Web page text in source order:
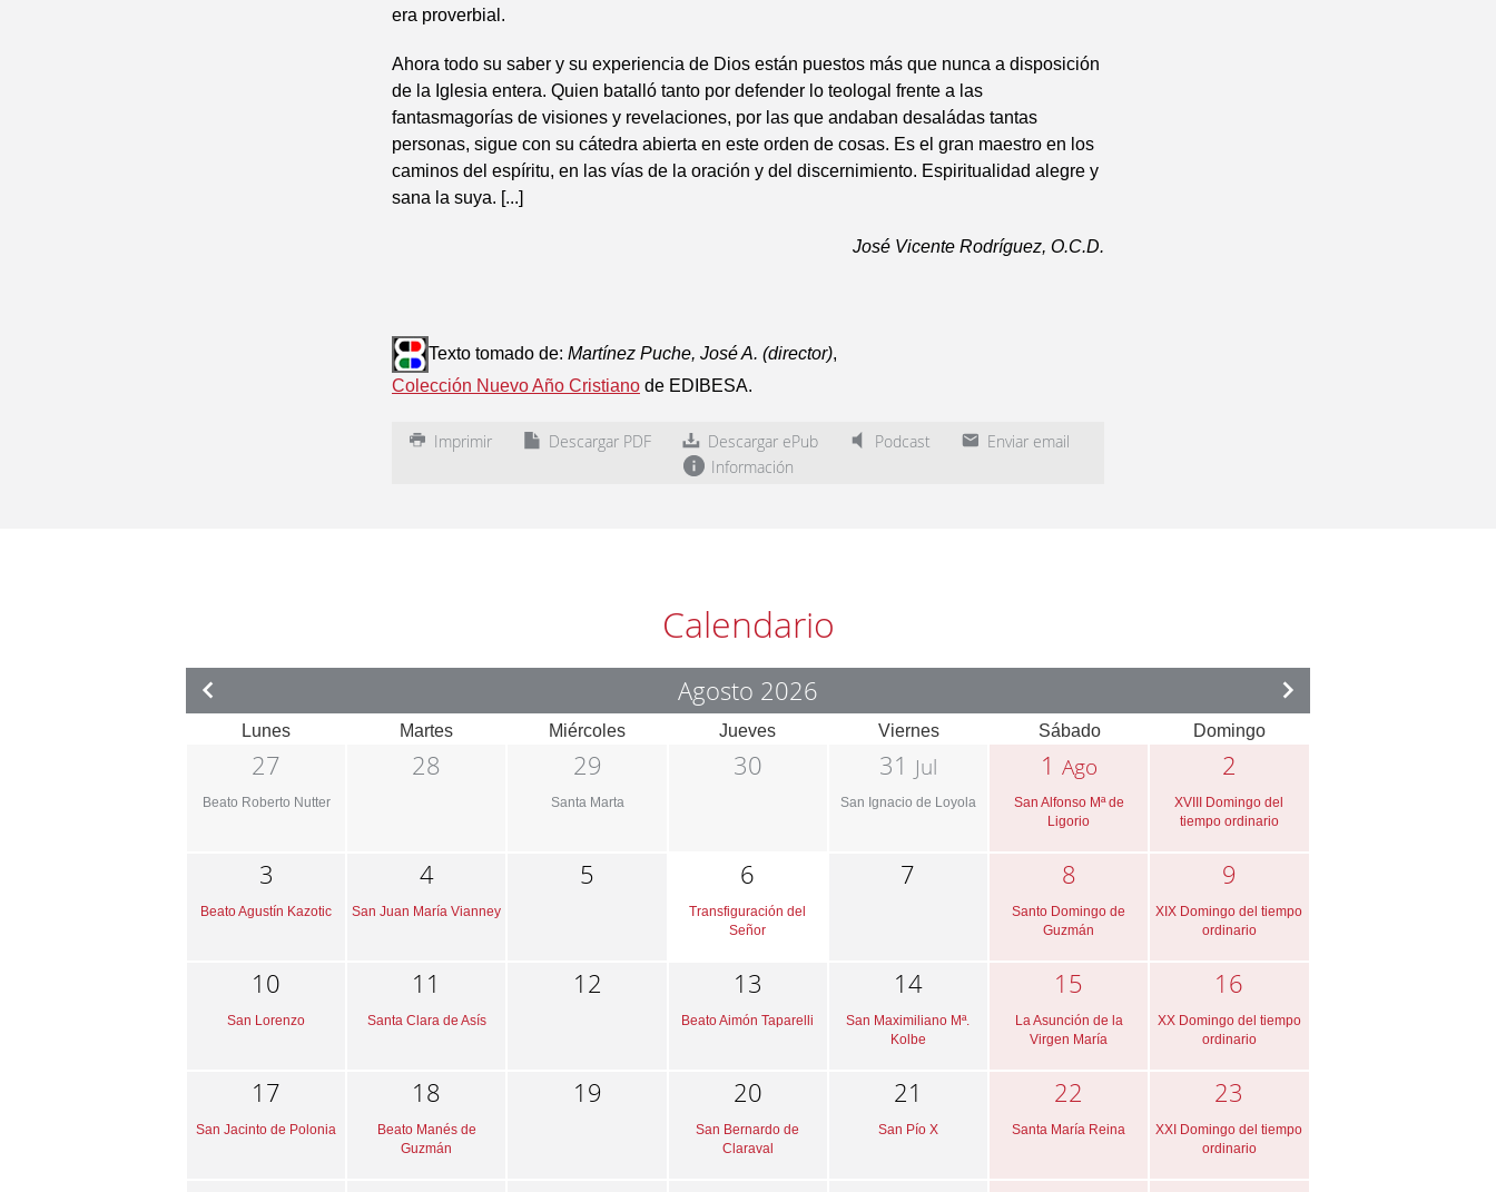
era proverbial.
Ahora todo su saber y su experiencia de Dios están puestos más que nunca a disposición
de la Iglesia entera. Quien batalló tanto por defender lo teologal frente a las
fantasmagorías de visiones y revelaciones, por las que andaban desaládas tantas
personas, sigue con su cátedra abierta en este orden de cosas. Es el gran maestro en los
caminos del espíritu, en las vías de la oración y del discernimiento. Espiritualidad alegre y
sana la suya. [...]
José Vicente Rodríguez, O.C.D.
Texto tomado de: Martínez Puche, José A. (director),
Colección Nuevo Año Cristiano de EDIBESA.
Imprimir Descargar PDF Descargar ePub Podcast
Enviar email
Información
Calendario
Agosto 2026
Lunes Martes Miércoles Jueves Viernes Sábado Domingo
27
Beato Roberto Nutter
28 29
Santa Marta
30 31 Jul
San Ignacio de Loyola
1 Ago
San Alfonso Mª de
Ligorio
2
XVIII Domingo del
tiempo ordinario
3
Beato Agustín Kazotic
4
San Juan María Vianney
5 6
Transfiguración del
Señor
7 8
Santo Domingo de
Guzmán
9
XIX Domingo del tiempo
ordinario
10
San Lorenzo
11
Santa Clara de Asís
12 13
Beato Aimón Taparelli
14
San Maximiliano Mª.
Kolbe
15
La Asunción de la
Virgen María
16
XX Domingo del tiempo
ordinario
17
San Jacinto de Polonia
18
Beato Manés de
Guzmán
19 20
San Bernardo de
Claraval
21
San Pío X
22
Santa María Reina
23
XXI Domingo del tiempo
ordinario